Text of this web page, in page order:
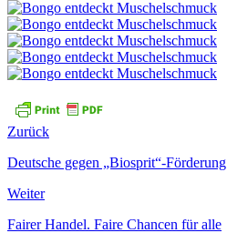
Zurück
Deutsche gegen „Biosprit“-Förderung
Weiter
Fairer Handel. Faire Chancen für alle